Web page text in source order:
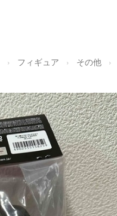
フィギュア その他